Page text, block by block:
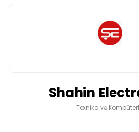
Сеть
Shahin
Texnika və